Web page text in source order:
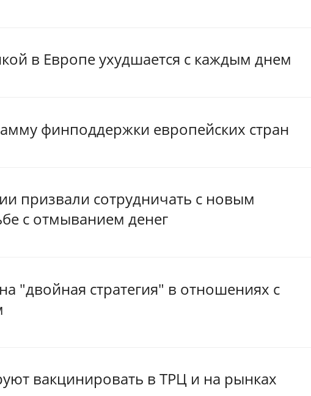
в Европе ухудшается с каждым днем
финподдержки европейских стран
призвали сотрудничать с новым
с отмыванием денег
"двойная стратегия" в отношениях с
вакцинировать в ТРЦ и на рынках